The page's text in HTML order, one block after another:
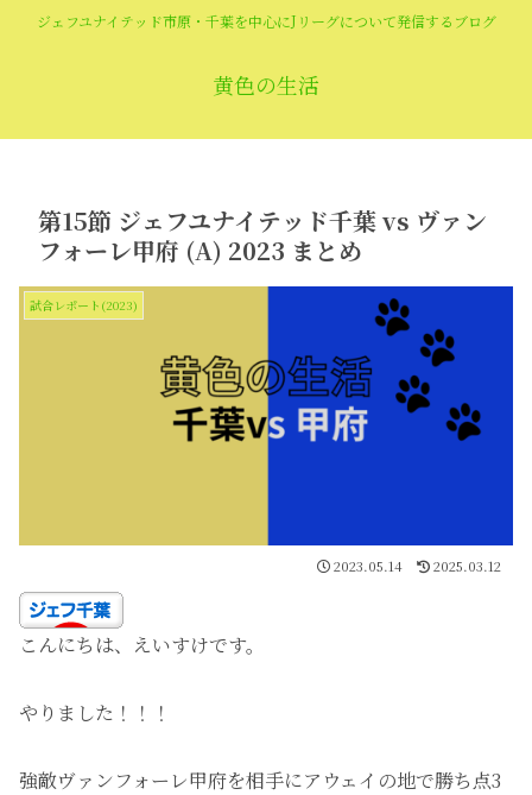
ジェフユナイテッド市原・千葉を中心にJリーグについて発信するブログ
黄色の生活
第15節 ジェフユナイテッド千葉 vs ヴァン
フォーレ甲府 (A) 2023 まとめ
試合レポート(2023)
2023.05.14 2025.03.12
こんにちは、えいすけです。
やりました！！！
強敵ヴァンフォーレ甲府を相手にアウェイの地で勝ち点3